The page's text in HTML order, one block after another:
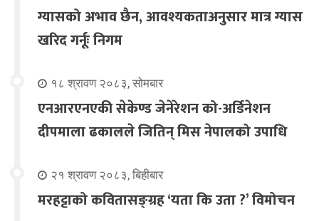
ग्यासको अभाव छैन, आवश्यकताअनुसार मात्र ग्यास
खरिद गर्नूः निगम
१८ श्रावण २०८३, सोमबार
एनआरएनएकी सेकेण्ड जेनेरेशन को-अर्डिनेशन
दीपमाला ढकालले जितिन् मिस नेपालको उपाधि
२१ श्रावण २०८३, बिहीबार
मरहट्टाको कवितासङ्ग्रह ‘यता कि उता ?’ विमोचन